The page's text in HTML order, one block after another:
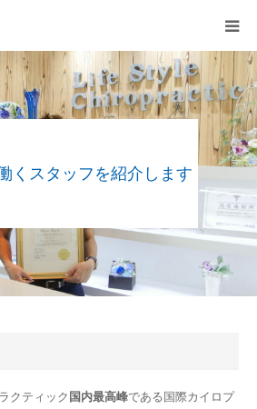
くスタッフを紹介します
クティック国内最高峰である国際カイロプ
クについて